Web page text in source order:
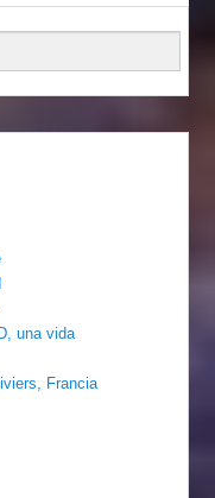
una vida
Francia